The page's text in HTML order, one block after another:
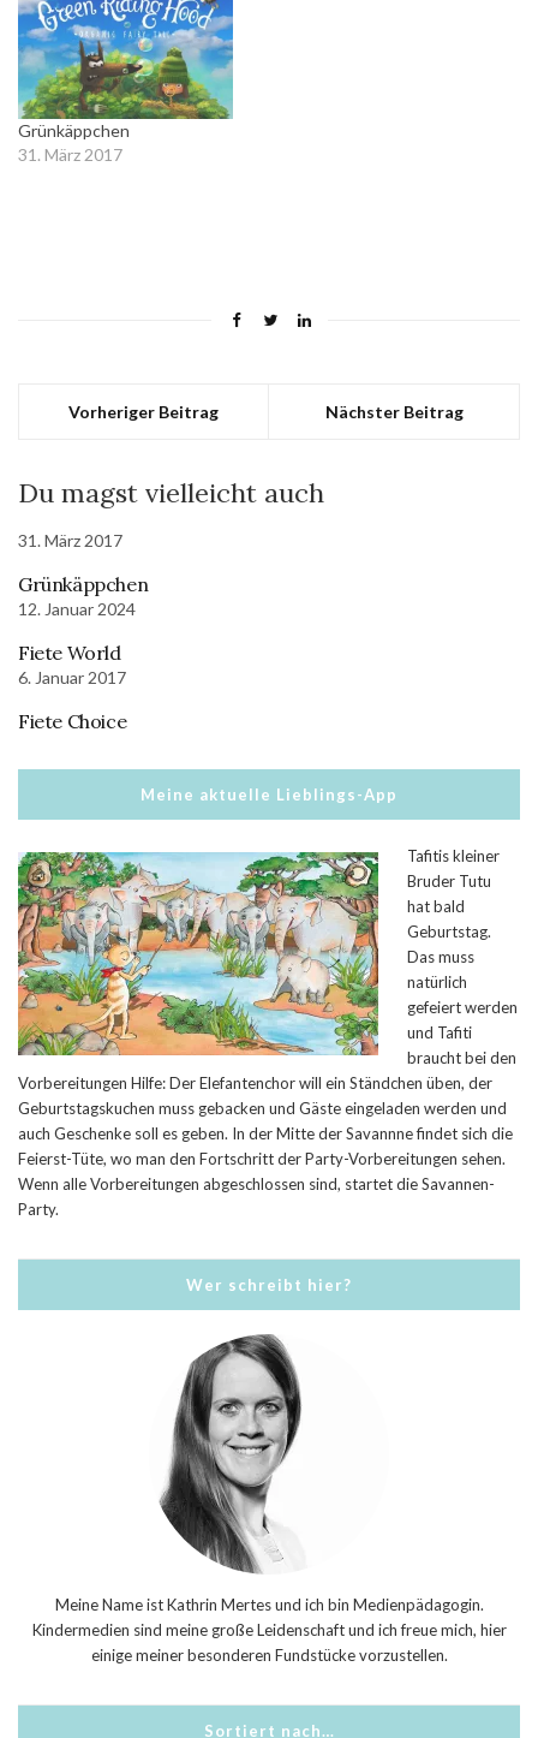
Grünkäppchen
31. März 2017
Vorheriger Beitrag Nächster Beitrag
Du magst vielleicht auch
31. März 2017
Grünkäppchen
12. Januar 2024
Fiete World
6. Januar 2017
Fiete Choice
Meine aktuelle Lieblings-App
Tafitis kleiner
Bruder Tutu
hat bald
Geburtstag.
Das muss
natürlich
gefeiert werden
und Tafiti
braucht bei den
Vorbereitungen Hilfe: Der Elefantenchor will ein Ständchen üben, der
Geburtstagskuchen muss gebacken und Gäste eingeladen werden und
auch Geschenke soll es geben. In der Mitte der Savannne findet sich die
Feierst-Tüte, wo man den Fortschritt der Party-Vorbereitungen sehen.
Wenn alle Vorbereitungen abgeschlossen sind, startet die Savannen-
Party.
Wer schreibt hier?
Meine Name ist Kathrin Mertes und ich bin Medienpädagogin.
Kindermedien sind meine große Leidenschaft und ich freue mich, hier
einige meiner besonderen Fundstücke vorzustellen.
Sortiert nach…